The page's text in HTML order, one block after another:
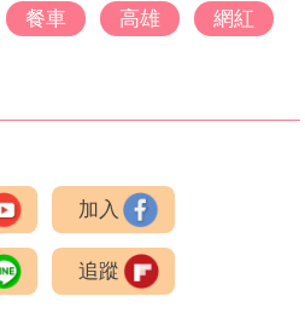
餐車 高雄 網紅
加入
追蹤